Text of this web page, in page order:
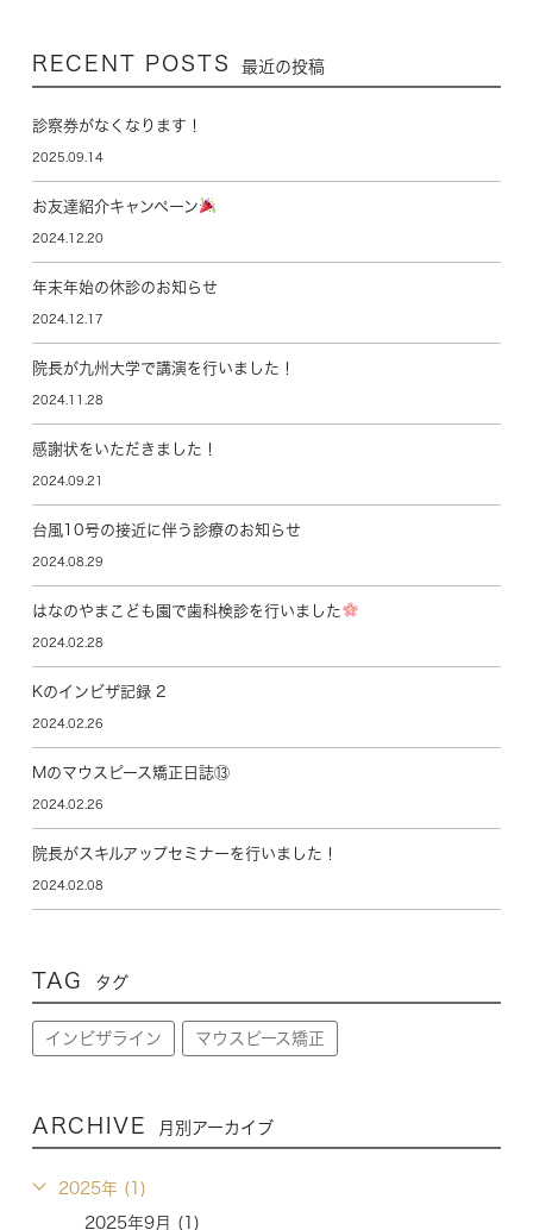
RECENT POSTS 最近の投稿
診察券がなくなります！
2025.09.14
お友達紹介キャンペーン
2024.12.20
年末年始の休診のお知らせ
2024.12.17
院長が九州大学で講演を行いました！
2024.11.28
感謝状をいただきました！
2024.09.21
台風10号の接近に伴う診療のお知らせ
2024.08.29
はなのやまこども園で歯科検診を行いました
2024.02.28
Kのインビザ記録 2
2024.02.26
Mのマウスピース矯正日誌⑬
2024.02.26
院長がスキルアップセミナーを行いました！
2024.02.08
TAG タグ
インビザライン マウスピース矯正
ARCHIVE 月別アーカイブ
2025年 (1)
2025年9月 (1)